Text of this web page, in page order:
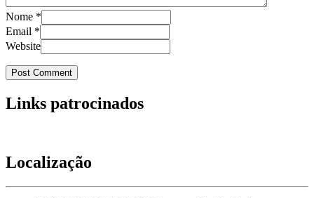
Nome *
Email *
Website
Links patrocinados
Localização